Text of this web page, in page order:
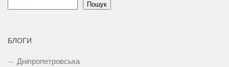
Пошук
БЛОГИ
Дніпропетровська